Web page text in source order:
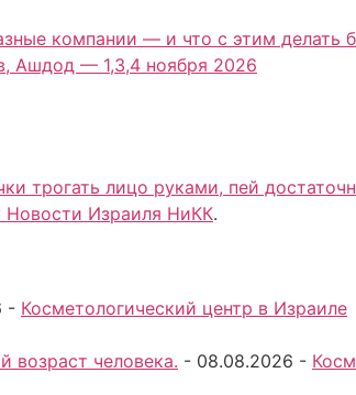
компании — и что с этим делать
Ашдод — 1,3,4 ноября 2026
трогать лицо руками, пей
Израиля НиКК.
- Косметологический центр в Израиле
возраст человека. - 08.08.2026 -